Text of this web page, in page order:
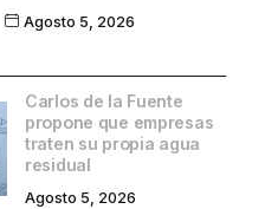
Agosto 5, 2026
Carlos de la Fuente
propone que empresas
traten su propia agua
residual
Agosto 5, 2026